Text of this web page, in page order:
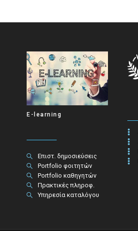
E-learning
Επιστ. δημοσιεύσεις
Portfolio φοιτητών
Portfolio καθηγητών
Πρακτικές πληροφ.​
Υπηρεσία καταλόγου